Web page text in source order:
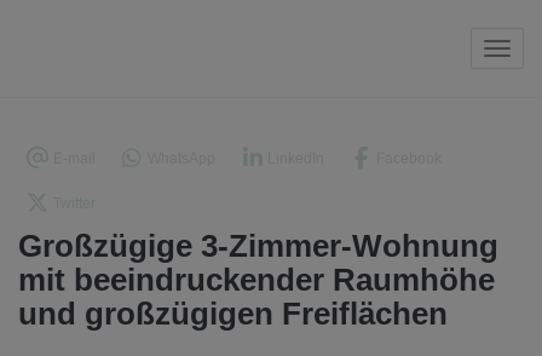
Großzügige 3-Zimmer-Wohnung
mit beeindruckender Raumhöhe
und großzügigen Freiflächen